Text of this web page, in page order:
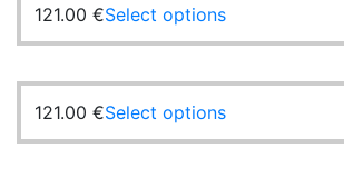
121.00 €Select optionsThis
product
multiple
variants.
The
121.00 €Select optionsThis
product